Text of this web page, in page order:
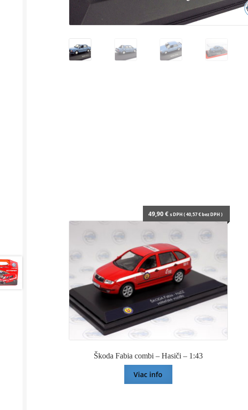
Škoda Fabia combi – Hasiči – 1:43
49,90€ s DPH (40,57€bez DPH )
Viac info